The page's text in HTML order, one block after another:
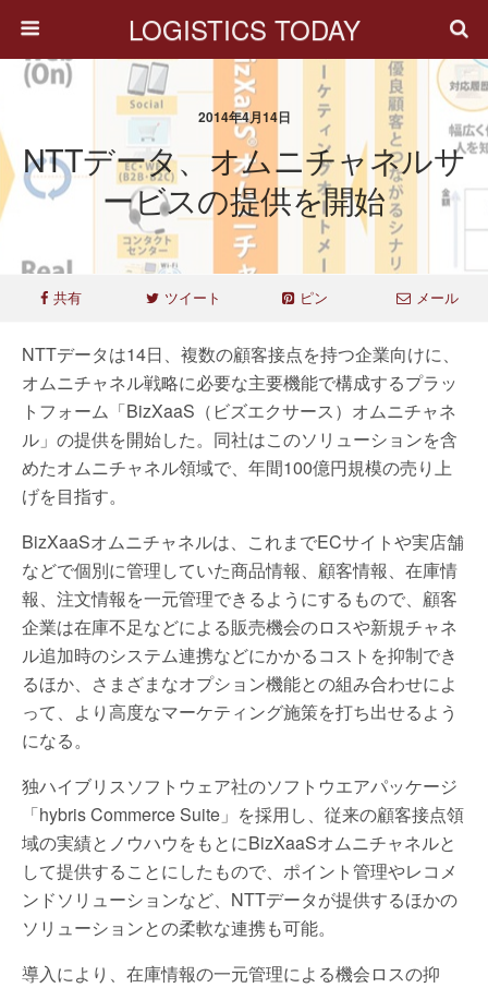
LOGISTICS TODAY
2014年4月14日
NTTデータ、オムニチャネルサ
ービスの提供を開始
共有 ツイート ピン メール
NTTデータは14日、複数の顧客接点を持つ企業向けに、
オムニチャネル戦略に必要な主要機能で構成するプラッ
トフォーム「BizXaaS（ビズエクサース）オムニチャネ
ル」の提供を開始した。同社はこのソリューションを含
めたオムニチャネル領域で、年間100億円規模の売り上
げを目指す。
BizXaaSオムニチャネルは、これまでECサイトや実店舗
などで個別に管理していた商品情報、顧客情報、在庫情
報、注文情報を一元管理できるようにするもので、顧客
企業は在庫不足などによる販売機会のロスや新規チャネ
ル追加時のシステム連携などにかかるコストを抑制でき
るほか、さまざまなオプション機能との組み合わせによ
って、より高度なマーケティング施策を打ち出せるよう
になる。
独ハイブリスソフトウェア社のソフトウエアパッケージ
「hybris Commerce Suite」を採用し、従来の顧客接点領
域の実績とノウハウをもとにBizXaaSオムニチャネルと
して提供することにしたもので、ポイント管理やレコメ
ンドソリューションなど、NTTデータが提供するほかの
ソリューションとの柔軟な連携も可能。
導入により、在庫情報の一元管理による機会ロスの抑